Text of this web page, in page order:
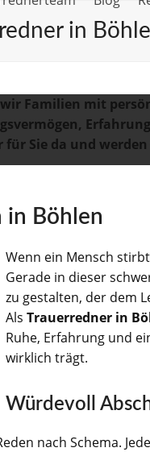
in
Familien mit
Sie da und
in Böhlen
Wenn ein Mensch
Gerade in dieser
zu gestalten, der dem
Als Trauerredner in
Ruhe, Erfahrung und
wirklich trägt.
Würdevoll
nach Schema.